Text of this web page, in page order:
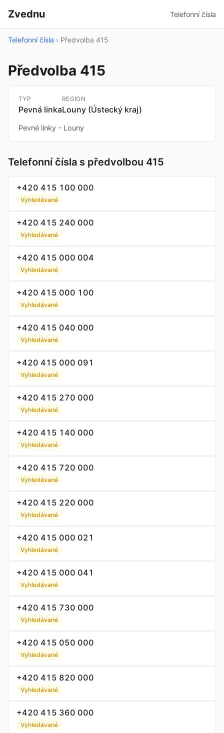
Zvednu Telefonní čísla
Telefonní čísla › Předvolba 415
Předvolba 415
TYP
Pevná linka
REGION
Louny (Ústecký kraj)
Pevné linky - Louny
Telefonní čísla s předvolbou 415
+420 415 100 000
Vyhledávané
+420 415 240 000
Vyhledávané
+420 415 000 004
Vyhledávané
+420 415 000 100
Vyhledávané
+420 415 040 000
Vyhledávané
+420 415 000 091
Vyhledávané
+420 415 270 000
Vyhledávané
+420 415 140 000
Vyhledávané
+420 415 720 000
Vyhledávané
+420 415 220 000
Vyhledávané
+420 415 000 021
Vyhledávané
+420 415 000 041
Vyhledávané
+420 415 730 000
Vyhledávané
+420 415 050 000
Vyhledávané
+420 415 820 000
Vyhledávané
+420 415 360 000
Vyhledávané